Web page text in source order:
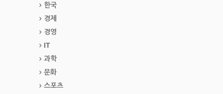
한국
경제
경영
IT
과학
문화
스포츠